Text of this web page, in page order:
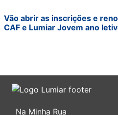
Vão abrir as inscrições e
CAF e Lumiar Jovem ano
Na Minha Rua